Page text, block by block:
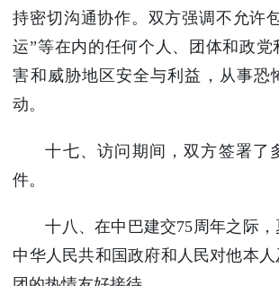
持密切沟通协作。双方强调不允许
运”等在内的任何个人、团体和政党
害和威胁地区安全与利益，从事恐
动。
十七、访问期间，双方签署了
件。
十八、在中巴建交75周年之际
中华人民共和国政府和人民对他本